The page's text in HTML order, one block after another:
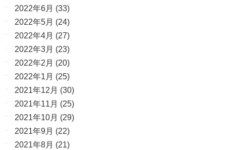
2022年6月 (33)
2022年5月 (24)
2022年4月 (27)
2022年3月 (23)
2022年2月 (20)
2022年1月 (25)
2021年12月 (30)
2021年11月 (25)
2021年10月 (29)
2021年9月 (22)
2021年8月 (21)